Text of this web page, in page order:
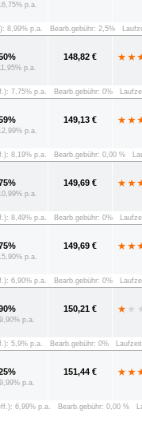
p.a.
8,99% p.a. Bearb.gebühr: 2,5%
p.a.
148,82 €
7,75% p.a. Bearb.gebühr: 0%
p.a.
149,13 €
8,19% p.a. Bearb.gebühr: 0,00 %
p.a.
149,69 €
8,49% p.a. Bearb.gebühr: 0%
p.a.
149,69 €
6,90% p.a. Bearb.gebühr: 0%
p.a.
150,21 €
5,9% p.a. Bearb.gebühr: 0%
p.a.
151,44 €
6,99% p.a. Bearb.gebühr: 0,00 %